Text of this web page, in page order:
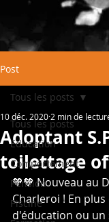
Post
Tous les posts
Education
Comportement
Pension
Piscine
Tous les posts
Adoptant
toilettage
10 déc. 2020 2 min de
🧡🧡 Nouveau au
Charleroi ! En
d'éducation ou un